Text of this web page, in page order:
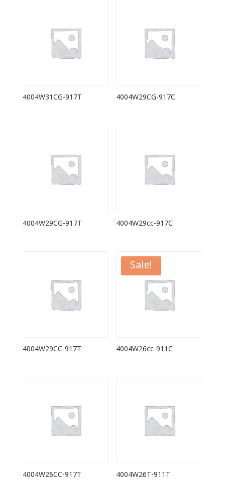
4004W31CG-917T 4004W29CG-917C
4004W29CG-917T 4004W29cc-917C
4004W29CC-917T
Sale!
4004W26cc-911C
4004W26CC-917T 4004W26T-911T